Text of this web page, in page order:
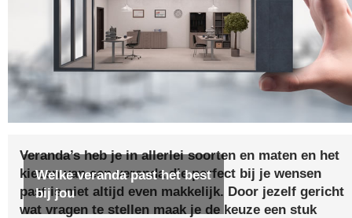
Welke veranda past het best
bij jou
Veranda’s heb je in allerlei soorten en maten en het
kiezen van een veranda die perfect bij je wensen
past is niet altijd even makkelijk. Door jezelf gericht
wat vragen te stellen maak je de keuze een stuk